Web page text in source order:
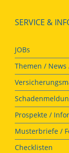
SERVICE &
JOBs
Themen / News
Prospekte /
Musterbriefe /
Checklisten